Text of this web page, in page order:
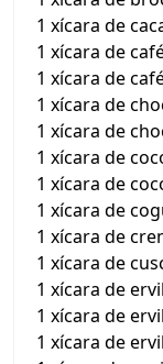
1 xícara de
1 xícara de
1 xícara de
1 xícara de
1 xícara de
1 xícara de
1 xícara de
1 xícara de
1 xícara de
1 xícara de
1 xícara de
1 xícara de
1 xícara de